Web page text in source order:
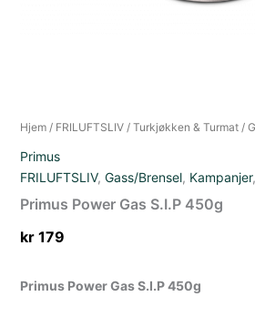
Hjem / FRILUFTSLIV /Turkjøkken & Turmat /
Primus
FRILUFTSLIV,Gass/Brensel, Kampanjer
Primus Power Gas S.I.P 450g
kr 179
Primus Power Gas S.I.P 450g